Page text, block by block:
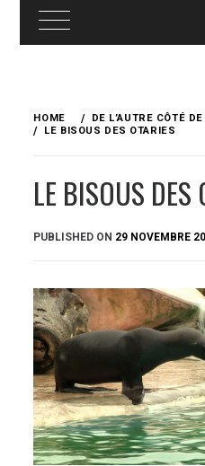
content
HOME
DE L’AUTRE CÔTÉ DE
LE BISOUS DES OTARIES
LE BISOUS DES
PUBLISHED ON 29 NOVEMBRE